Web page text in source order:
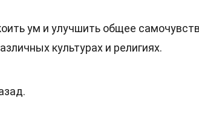
ум и улучшить общее
культурах и религиях.